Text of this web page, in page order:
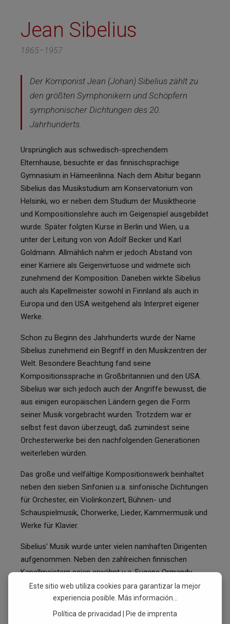
Jean Sibelius
1865–1957
Der Komponist Jean (Johan) Sibelius zählt zu
den größten Symphonikern und Schöpfern
symphonischer Dichtungen des 20.
Jahrhunderts.
Ursprünglich aus schwedisch-sprechendem
Elternhause, besuchte er das finnischsprachige
Gymnasium in Hämeenlinna. Nach dem Abitur begann
Sibelius das Musikstudium am Konservatorium von
Helsinki, wo er neben dem Studium der Musiktheorie
und Kompositionslehre auch im Geigenspiel ausgebildet
wurde. Später folgten Kurse in Berlin und Wien, u.a.
unter der Leitung von von Adolf Becker und Karl
Goldmann. Allmählich nahm er jedoch Abstand von
einer Karriere als Geigenvirtuose und widmete sich
zunehmend der Komposition. Daneben wirkte Sibelius
auch als Kapellmeister sowohl in Finnland als auch in
Europa und den USA weitgehend als Interpret eigener
Werke.
Schon zu Beginn des Jahrhunderts wurde der Name
Sibelius zunehmend ein Begriff in den Musikzentren der
Welt. Besondere Beachtung fand seine
Kompositionssprache in Großbritannien und den USA.
Sibelius war sich jedoch auch der Angriffe bewusst, die
aus einigen europäischen Ländern gegen die Form
seiner Musik vorgebracht wurden. Trotzdem war er
selbst fest davon überzeugt, daß zumindest seine
Orchesterwerke bei den nachfolgenden Generationen
weiterleben würden.
Das große und vielfältige Kompositionswerk beinhaltet
neben den sieben Sinfonien u.a. sinfonische Dichtungen
für Orchester, ein Violinkonzert, Bühnen- und
Schauspielmusik, Chorwerke, Lieder, Kammermusik und
Werke für Klavier.
Sibelius' Musik wurde unter vielen namhaften Dirigenten
aufgenommen. Neben den zahlreichen finnischen
Kapellmeistern seien erwähnt u.a. Eugene Ormandy,
Herbert von Karajan, Leonard Bernstein, Lorin Maazel
und Sir Colin Davis.
(Hannu Kivila, ArtInn; Übersetzung: Peter Zimmermann)
Este sitio web utiliza cookies para garantizar la mejor
experiencia posible. Más información...
Política de privacidad
Pie de imprenta